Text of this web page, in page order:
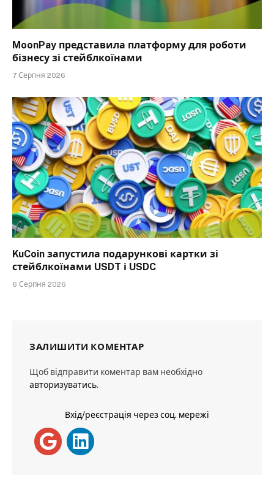
MoonPay представила платформу для роботи
бізнесу зі стейблкоїнами
7 Серпня 2026
KuCoin запустила подарункові картки зі
стейблкоїнами USDT і USDC
6 Серпня 2026
ЗАЛИШИТИ КОМЕНТАР
Щоб відправити коментар вам необхідно
авторизуватись.
Вхід/реєстрація через соц. мережі